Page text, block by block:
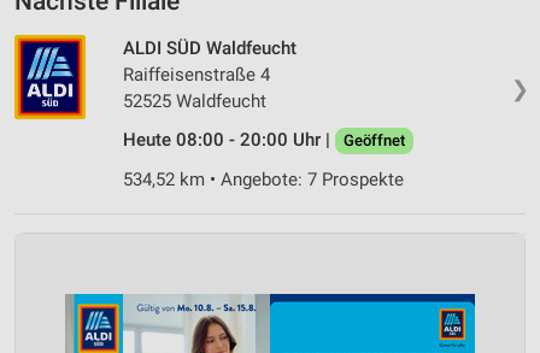
❯
ALDI SÜD Waldfeucht
Raiffeisenstraße 4
52525 Waldfeucht
Heute 08:00 - 20:00 Uhr |
Geöffnet
534,52 km • Angebote: 7 Prospekte